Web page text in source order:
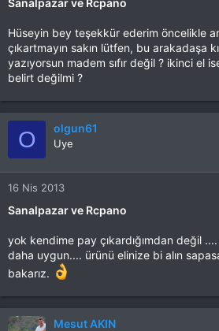
Sanalpazar ve Rcpano
Hüseyin bey teşekkür ederim öncelikle
çıkartmayın sakın lütfen, bu arakadaşa
yazıyorsun madem sıfır değil ? ikinci el
belirt değilmi ?
O olgun61
Uye
16 Nis 2013
Sanalpazar ve Rcpano
yok kendime pay çıkardığımdan değil
daha uygun.... ürünü elinize bi alın
bakarız.
Mesut AKIN